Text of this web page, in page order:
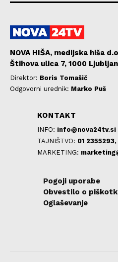
NOVA HIŠA, medijska hiša
Štihova ulica 7, 1000
Direktor: Boris Tomašič
Odgovorni urednik: Marko Puš
KONTAKT
INFO: info@nova24tv.si
TAJNIŠTVO: 01 2355293,
MARKETING:
Pogoji uporabe
Obvestilo o
Oglaševanje